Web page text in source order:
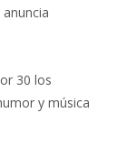
30 los
y música